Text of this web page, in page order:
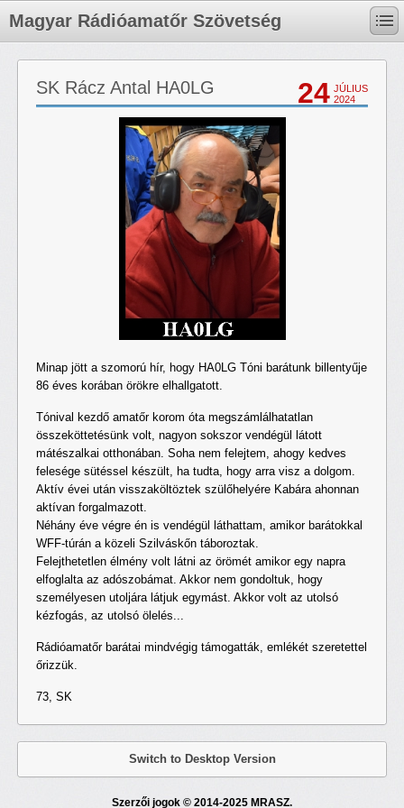
Magyar Rádióamatőr Szövetség
24 JÚLIUS
2024
SK Rácz Antal HA0LG
Minap jött a szomorú hír, hogy HA0LG Tóni barátunk billentyűje
86 éves korában örökre elhallgatott.
Tónival kezdő amatőr korom óta megszámlálhatatlan
összeköttetésünk volt, nagyon sokszor vendégül látott
mátészalkai otthonában. Soha nem felejtem, ahogy kedves
felesége sütéssel készült, ha tudta, hogy arra visz a dolgom.
Aktív évei után visszaköltöztek szülőhelyére Kabára ahonnan
aktívan forgalmazott.
Néhány éve végre én is vendégül láthattam, amikor barátokkal
WFF-túrán a közeli Szilváskőn táboroztak.
Felejthetetlen élmény volt látni az örömét amikor egy napra
elfoglalta az adószobámat. Akkor nem gondoltuk, hogy
személyesen utoljára látjuk egymást. Akkor volt az utolsó
kézfogás, az utolsó ölelés...
Rádióamatőr barátai mindvégig támogatták, emlékét szeretettel
őrizzük.
73, SK
Switch to Desktop Version
Szerzői jogok © 2014-2025 MRASZ.